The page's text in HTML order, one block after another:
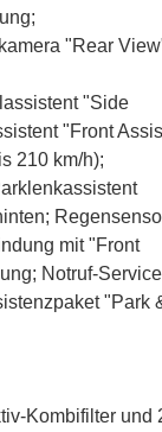
;
"Rear
"Side
"Front
210 km/h);
;
mit "Front
Notruf-
"Park
Kombifilter und